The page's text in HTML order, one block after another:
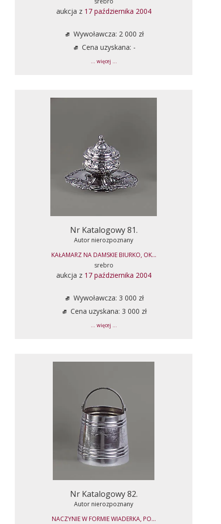
aukcja z 17 października 2004
Wywoławcza: 2 000 zł
Cena uzyskana: -
... więcej ...
Nr Katalogowy 81.
Autor nierozpoznany
KAŁAMARZ NA DAMSKIE BIURKO, OK...
srebro
aukcja z 17 października 2004
Wywoławcza: 3 000 zł
Cena uzyskana: 3 000 zł
... więcej ...
Nr Katalogowy 82.
Autor nierozpoznany
NACZYNIE W FORMIE WIADERKA, PO...